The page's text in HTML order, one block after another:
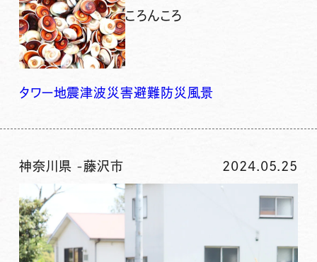
ころんころ
タワー地震津波災害避難 防災 風景
神奈川県 -藤沢市 2024.05.25